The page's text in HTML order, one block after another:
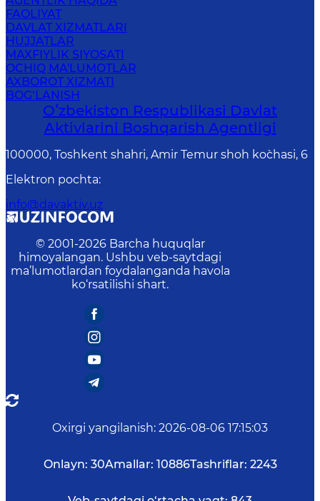
FAOLIYAT
DAVLAT XIZMATLARI
HUJJATLAR
MAXFIYLIK SIYOSATI
OCHIQ MA'LUMOTLAR
AXBOROT XIZMATI
BOG‘LANISH
Oʻzbekiston Respublikasi Davlat
Aktivlarini Boshqarish Agentligi
100000, Toshkent shahri, Amir Temur shoh ko`chasi, 6
Elektron pochta:
info@davaktiv.uz
© 2001-2026 Barcha huquqlar
himoyalangan. Ushbu veb-saytdagi
ma’lumotlardan foydalanganda havola
ko‘rsatilishi shart.
Oxirgi yangilanish: 2026-08-06 17:15:03
Onlayn: 30Amallar: 10886Tashriflar: 2243